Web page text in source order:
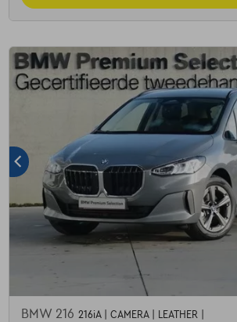
BMW 216 216iA | CAMERA | LEATHER |